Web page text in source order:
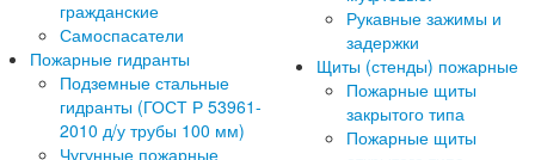
гражданские
Самоспасатели
Пожарные гидранты
Подземные стальные
гидранты (ГОСТ Р 53961-
2010 д/у трубы 100 мм)
Чугунные пожарные
Рукавные зажимы и
задержки
Щиты (стенды) пожарные
Пожарные щиты
закрытого типа
Пожарные щиты